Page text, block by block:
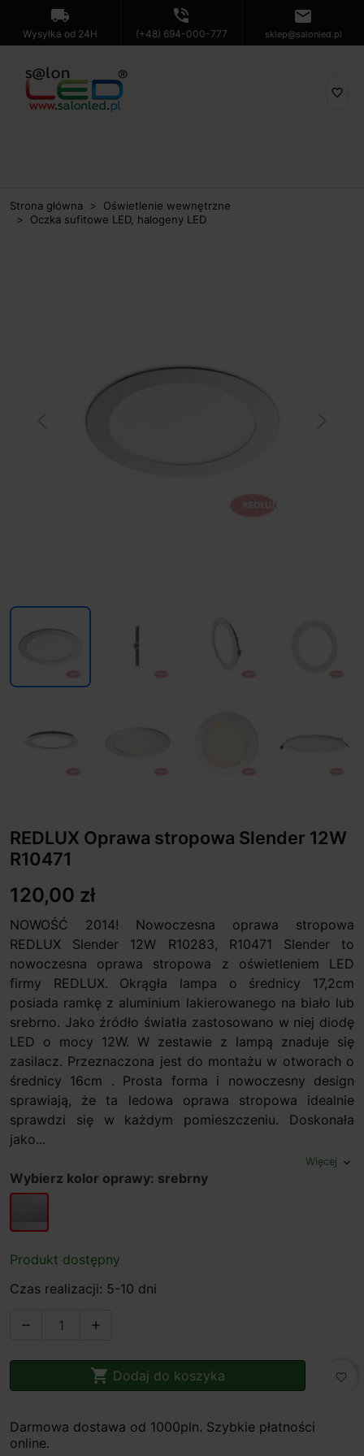
local_shipping
Wysyłka od 24H
phone_in_talk
(+48) 694-000-777
mail
sklep@salonled.pl
favorite_border
Strona główna
Oświetlenie wewnętrzne
Oczka sufitowe LED, halogeny LED
REDLUX Oprawa stropowa Slender 12W
R10471
120,00 zł
NOWOŚĆ 2014! Nowoczesna oprawa stropowa
REDLUX Slender 12W R10283, R10471 Slender to
nowoczesna oprawa stropowa z oświetleniem LED
firmy REDLUX. Okrągła lampa o średnicy 17,2cm
posiada ramkę z aluminium lakierowanego na biało lub
srebrno. Jako źródło światła zastosowano w niej diodę
LED o mocy 12W. W zestawie z lampą znaduje się
zasilacz. Przeznaczona jest do montażu w otworach o
średnicy 16cm . Prosta forma i nowoczesny design
sprawiają, że ta ledowa oprawa stropowa idealnie
sprawdzi się w każdym pomieszczeniu. Doskonała
jako...
Więcej expand_more
Wybierz kolor oprawy: srebrny
srebrny
Produkt dostępny
Czas realizacji: 5-10 dni
 
 Dodaj do koszyka favorite_border
Darmowa dostawa od 1000pln. Szybkie płatności
online.